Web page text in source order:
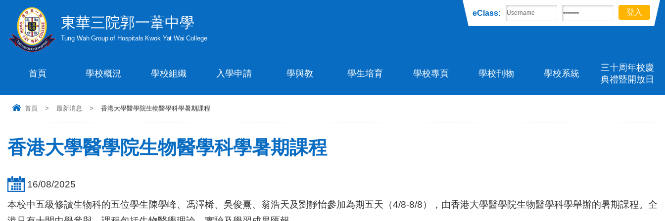
東華三院郭一葦中學
Tung Wah Group of Hospitals Kwok Yat Wai College
eClass:
首頁 學校概況 學校組織 入學申請 學與教 學生培育 學校專頁 學校刊物 學校系統
三十周年校慶
典禮暨開放日
首頁 > 最新消息 > 香港大學醫學院生物醫學科學暑期課程
香港大學醫學院生物醫學科學暑期課程
16/08/2025
本校中五級修讀生物科的五位學生陳學峰、馮澤桸、吳俊熹、翁浩天及劉靜怡參加為期五天（4/8-8/8），由香港大學醫學院生物醫學科學舉辦的暑期課程。全